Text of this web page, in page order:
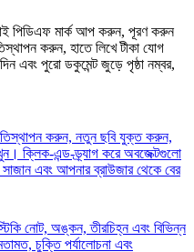
পিডিএফ মার্ক আপ করুন, পূরণ করুন
করুন, হাতে লিখে টীকা যোগ
এবং পুরো ডকুমেন্ট জুড়ে পৃষ্ঠা নম্বর,
করুন, নতুন ছবি যুক্ত করুন,
ক্লিক-এন্ড-ড্র্যাগ করে অবজেক্টগুলো
এবং আপনার ব্রাউজার থেকে বের
নোট, অঙ্কন, তীরচিহ্ন এবং বিভিন্ন
চুক্তি পর্যালোচনা এবং